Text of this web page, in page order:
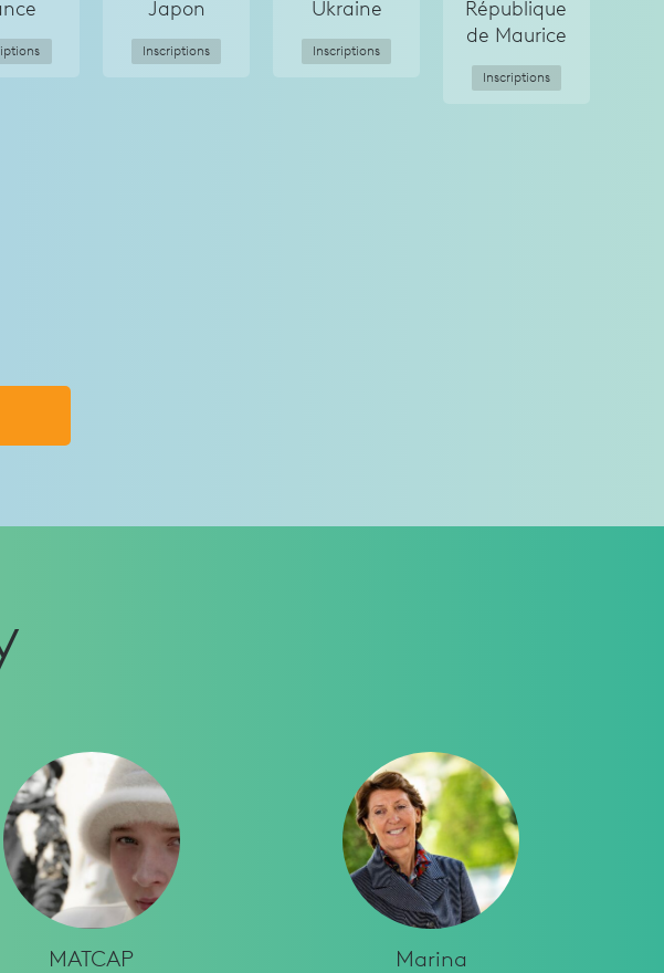
Japon
Inscriptions
Ukraine
Inscriptions
République
de Maurice
Inscriptions
MATCAP
Marina